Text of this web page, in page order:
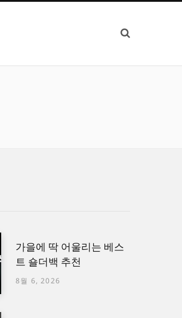
가을에 딱 어울리는 베스
트 숄더백 추천
8월 6, 2026